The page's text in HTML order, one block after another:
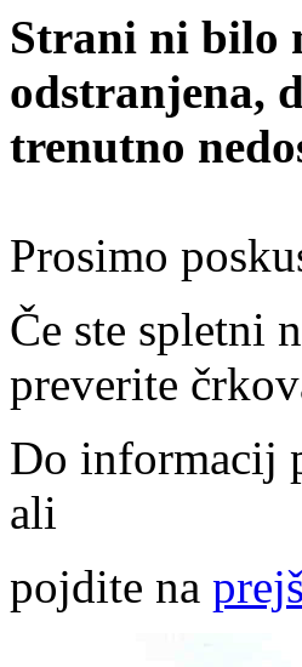
Strani ni bilo
odstranjena,
trenutno
Prosimo
Če ste spletni
preverite
Do informacij
ali
pojdite na